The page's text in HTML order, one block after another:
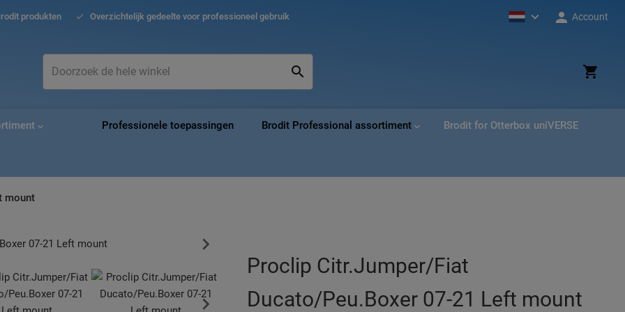
produkten Overzichtelijk gedeelte voor professioneel gebruik
inhoud
Account
Professionele toepassingen Brodit Professional assortiment Brodit for Otterbox uniVERSE
mount
Proclip Citr.Jumper/Fiat
Ducato/Peu.Boxer 07-21 Left mount